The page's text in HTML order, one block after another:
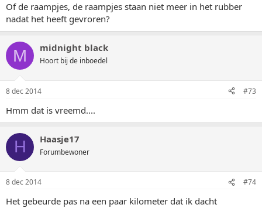
Of de raampjes, de raampjes staan niet meer in het rubber
nadat het heeft gevroren?
M midnight black
Hoort bij de inboedel
8 dec 2014 #73
Hmm dat is vreemd....
H Haasje17
Forumbewoner
8 dec 2014 #74
Het gebeurde pas na een paar kilometer dat ik dacht